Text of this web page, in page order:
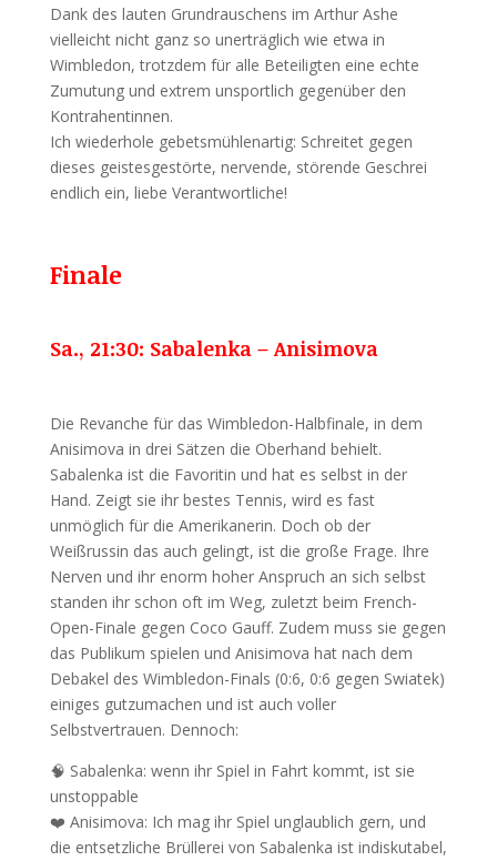
Dank des lauten Grundrauschens im Arthur Ashe
vielleicht nicht ganz so unerträglich wie etwa in
Wimbledon, trotzdem für alle Beteiligten eine echte
Zumutung und extrem unsportlich gegenüber den
Kontrahentinnen.
Ich wiederhole gebetsmühlenartig: Schreitet gegen
dieses geistesgestörte, nervende, störende Geschrei
endlich ein, liebe Verantwortliche!
Finale
Sa., 21:30: Sabalenka – Anisimova
Die Revanche für das Wimbledon-Halbfinale, in dem
Anisimova in drei Sätzen die Oberhand behielt.
Sabalenka ist die Favoritin und hat es selbst in der
Hand. Zeigt sie ihr bestes Tennis, wird es fast
unmöglich für die Amerikanerin. Doch ob der
Weißrussin das auch gelingt, ist die große Frage. Ihre
Nerven und ihr enorm hoher Anspruch an sich selbst
standen ihr schon oft im Weg, zuletzt beim French-
Open-Finale gegen Coco Gauff. Zudem muss sie gegen
das Publikum spielen und Anisimova hat nach dem
Debakel des Wimbledon-Finals (0:6, 0:6 gegen Swiatek)
einiges gutzumachen und ist auch voller
Selbstvertrauen. Dennoch:
🧠 Sabalenka: wenn ihr Spiel in Fahrt kommt, ist sie
unstoppable
❤️ Anisimova: Ich mag ihr Spiel unglaublich gern, und
die entsetzliche Brüllerei von Sabalenka ist indiskutabel,